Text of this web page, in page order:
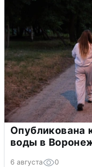
Опубликована
воды в
6 августа 0